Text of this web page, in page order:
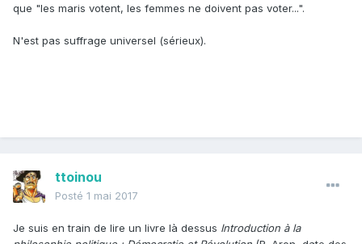
que "les maris votent, les femmes ne doivent pas voter...".
N'est pas suffrage universel (sérieux).
ttoinou
Posté 1 mai 2017
Je suis en train de lire un livre là dessus Introduction à la